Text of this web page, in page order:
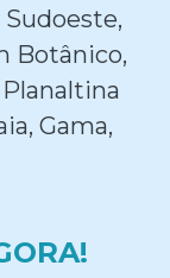
Botânico,
Gama,